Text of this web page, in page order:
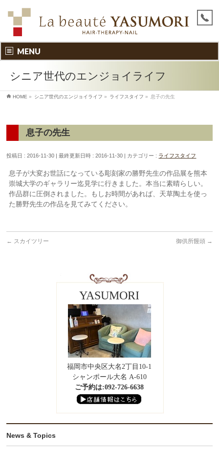
MENU
シニア世代のエンジョイライフ
HOME » シニア世代のエンジョイライフ » ライフスタイフ » 息子の先生
息子の先生
投稿日 : 2016-11-30 最終更新日時 : 2016-11-30 カテゴリー : ライフスタイフ
息子が大変お世話になっている彫刻家の勝野先生の作品展を熊本
崇城大学のギャラリー迄見学に行きました。本当に素晴らしい。
作品群に圧倒されました。もしお時間があれば、天草陶土を使っ
た勝野先生の作品を見てみてください。
← スカイツリー 御供所饅頭 →
YASUMORI
福岡市中央区大名2丁目10-1
シャンポール大名 A-610
ご予約は:092-726-6638
News & Topics